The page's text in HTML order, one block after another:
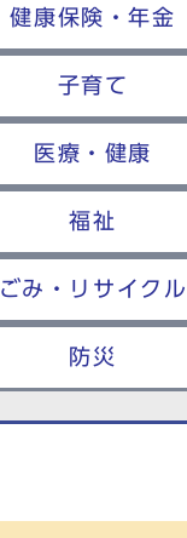
健康保険・年金
子育て
医療・健康
福祉
ごみ・リサイクル
防災